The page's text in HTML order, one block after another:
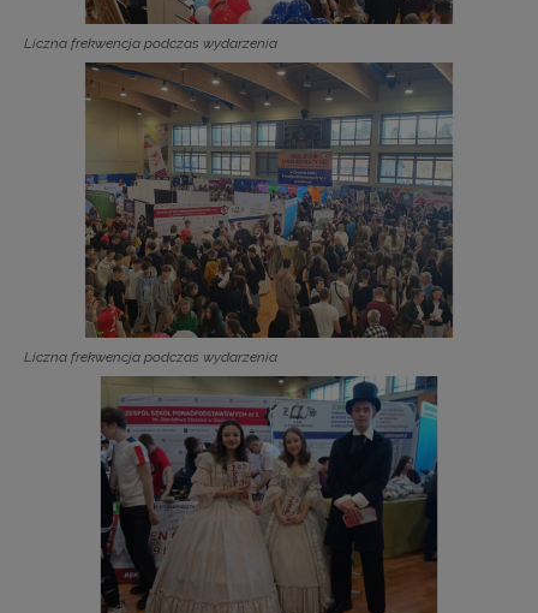
Liczna frekwencja podczas wydarzenia
Liczna frekwencja podczas wydarzenia